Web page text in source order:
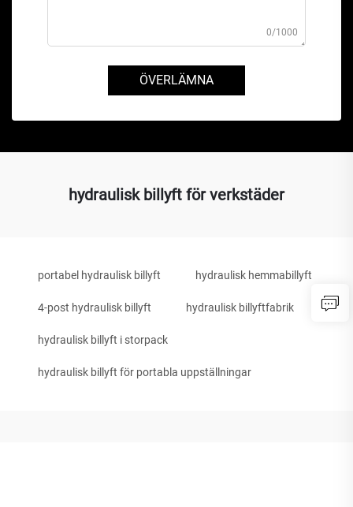
0/1000
ÖVERLÄMNA
hydraulisk billyft för verkstäder
portabel hydraulisk billyft hydraulisk hemmabillyft
4-post hydraulisk billyft hydraulisk billyftfabrik
hydraulisk billyft i storpack
hydraulisk billyft för portabla uppställningar